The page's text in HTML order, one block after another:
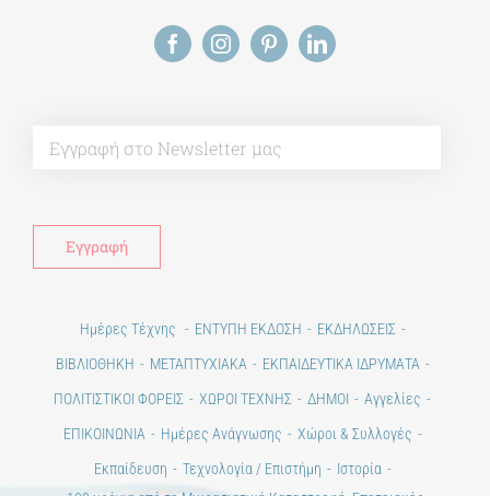
Ημέρες Τέχνης ΕΝΤΥΠΗ ΕΚΔΟΣΗ
ΕΚΔΗΛΩΣΕΙΣ
ΒΙΒΛΙΟΘΗΚΗ
ΜΕΤΑΠΤΥΧΙΑΚΑ
ΕΚΠΑΙΔΕΥΤΙΚΑ ΙΔΡΥΜΑΤΑ
ΠΟΛΙΤΙΣΤΙΚΟΙ ΦΟΡΕΙΣ
ΧΩΡΟΙ ΤΕΧΝΗΣ ΔΗΜΟΙ
Αγγελίες
ΕΠΙΚΟΙΝΩΝΙΑ
Ημέρες Ανάγνωσης
Χώροι & Συλλογές
Εκπαίδευση
Τεχνολογία / Επιστήμη
Ιστορία